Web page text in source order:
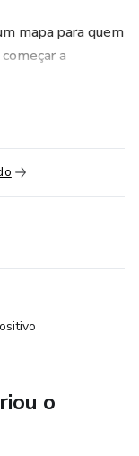
mapa para quem
a
resistências
de você abrir
eliminando
contaminar a
porque saídas
honra quem
o